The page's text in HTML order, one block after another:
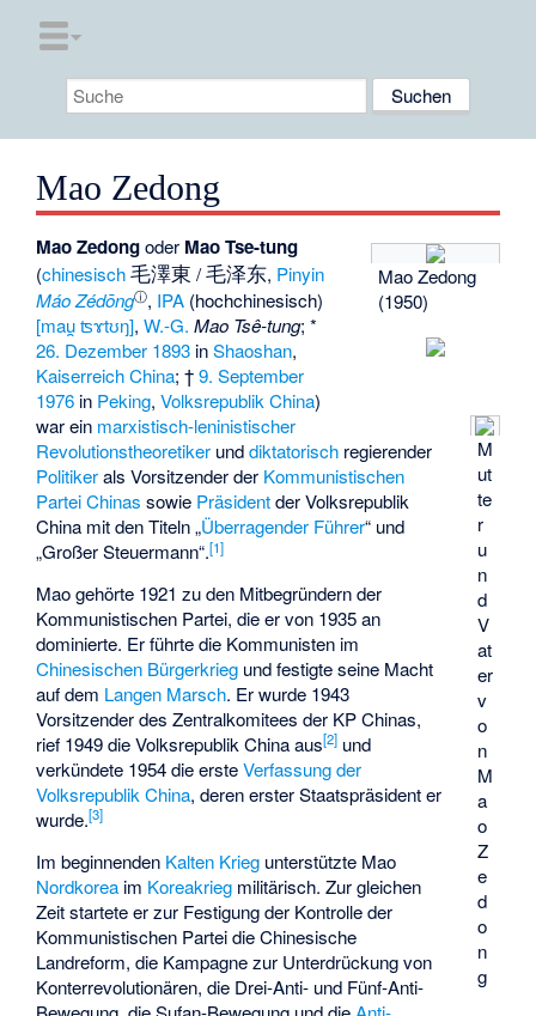
Mao Zedong
Mao Zedong
(1950)
M
ut
te
r
u
n
d
V
at
er
v
o
n
M
a
o
Z
e
d
o
n
g
Mao Zedongoder Mao Tse-tung
(chinesisch 毛澤東 /毛泽东, Pinyin
Máo Zédōngⓘ, IPA (hochchinesisch)
[mau̯ ʦɤtʊŋ],W.-G. Mao Tsê-tung; *
26. Dezember 1893 inShaoshan,
Kaiserreich China; †9. September
1976 in Peking,Volksrepublik China)
war ein marxistisch-leninistischer
Revolutionstheoretiker unddiktatorisch regierender
Politikerals Vorsitzender der Kommunistischen
Partei Chinas sowie Präsidentder Volksrepublik
China mit den Titeln „Überragender Führer“ und
„Großer Steuermann“.[1]
Mao gehörte 1921 zu den Mitbegründern der
Kommunistischen Partei, die er von 1935 an
dominierte. Er führte die Kommunisten im
Chinesischen Bürgerkrieg und festigte seine Macht
auf dem Langen Marsch. Er wurde 1943
Vorsitzender des Zentralkomitees der KP Chinas,
rief 1949 die Volksrepublik China aus[2] und
verkündete 1954 die ersteVerfassung der
Volksrepublik China, deren erster Staatspräsident er
wurde.[3]
Im beginnenden Kalten Krieg unterstützte Mao
Nordkorea im Koreakrieg militärisch. Zur gleichen
Zeit startete er zur Festigung der Kontrolle der
Kommunistischen Partei dieChinesische
Landreform, die Kampagne zur Unterdrückung von
Konterrevolutionären, die Drei-Anti- und Fünf-Anti-